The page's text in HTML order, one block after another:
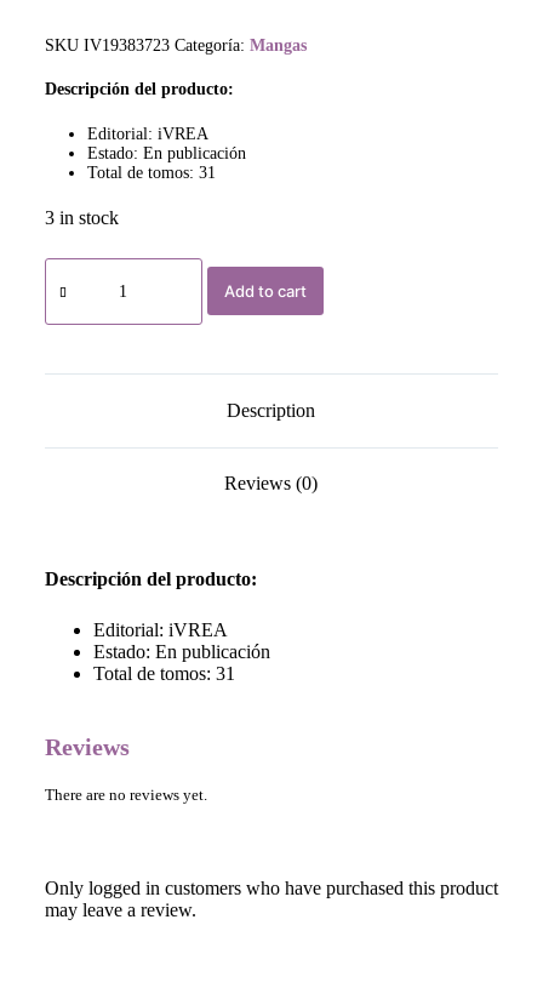
SKU IV19383723 Categoría: Mangas
Descripción del producto:
Editorial: iVREA
Estado: En publicación
Total de tomos: 31
3 in stock
Add to cart
Description
Reviews (0)
Descripción del producto:
Editorial: iVREA
Estado: En publicación
Total de tomos: 31
Reviews
There are no reviews yet.
Only logged in customers who have purchased this product
may leave a review.